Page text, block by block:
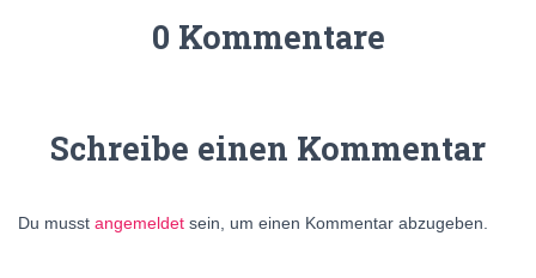
0 Kommentare
Schreibe einen Kommentar
Du musst angemeldet sein, um einen Kommentar abzugeben.